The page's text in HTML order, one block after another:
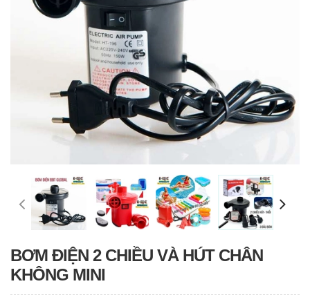
BƠM ĐIỆN 2 CHIỀU VÀ HÚT CHÂN
KHÔNG MINI